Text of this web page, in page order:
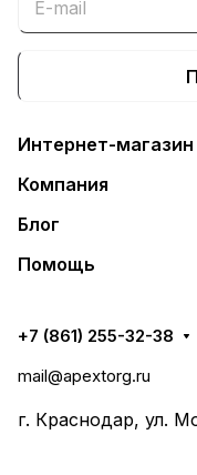
Интернет-магазин
Компания
Блог
Помощь
+7 (861) 255-32-38
mail@apextorg.ru
г. Краснодар, ул.